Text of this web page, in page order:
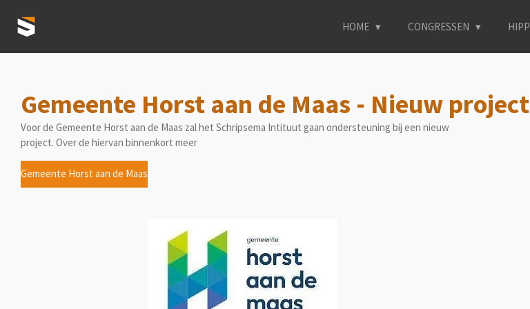
direct
HOME CONGRESSEN
Gemeente Horst aan de Maas - Nieuw
Voor de Gemeente Horst aan de Maas zal het Schripsema Intituut gaan ondersteuning bij een nieuw
project. Over de hiervan binnenkort meer
Gemeente Horst aan de Maas